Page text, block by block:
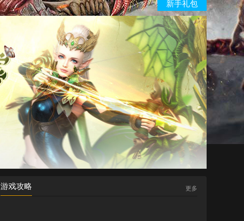
新手礼包
游戏攻略 更多